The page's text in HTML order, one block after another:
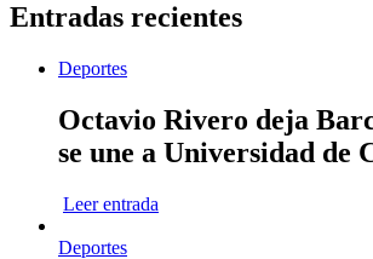
Entradas recientes
Deportes
Octavio Rivero deja
se une a Universidad de
Leer entrada
Deportes